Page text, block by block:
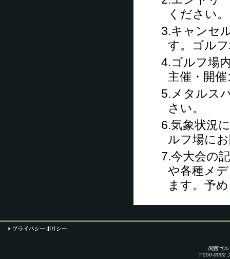
ください。
3.キャンセ
す。ゴル
4.ゴルフ場
主催・開
5.メタルス
さい。
6.気象状況
ルフ場に
7.今大会の
や各種メ
ます。予
関西ゴ
〒550-0002